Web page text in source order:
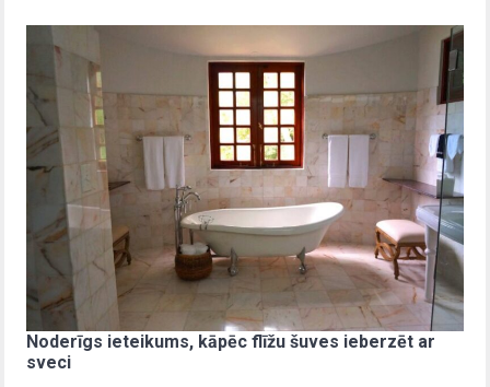
Noderīgs ieteikums, kāpēc flīžu šuves ieberzēt ar
sveci